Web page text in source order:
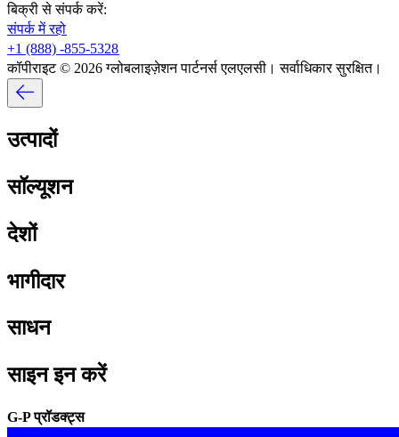
बिक्री से संपर्क करें:​​
संपर्क में रहो​​
+1 (888) -855-5328​​
कॉपीराइट © 2026 ग्लोबलाइज़ेशन पार्टनर्स एलएलसी। सर्वाधिकार सुरक्षित।​​
उत्पादों​​
सॉल्यूशन​​
देशों​​
भागीदार​​
साधन​​
साइन इन करें​​
G-P प्रॉडक्ट्स​​